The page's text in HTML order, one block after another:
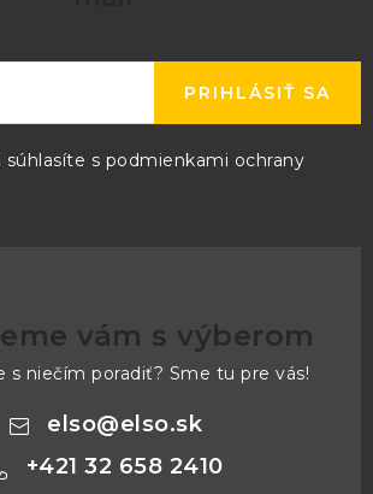
s podmienkami ochrany
PRIHLÁSIŤ SA
vám s výberom
s niečím poradiť? Sme tu pre vás!
elso@elso.sk
+421 32 658 2410